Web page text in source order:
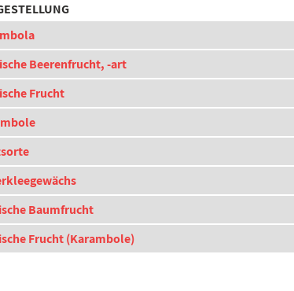
Beerenfrucht, -art
Frucht
Baumfrucht
Frucht (Karambole)